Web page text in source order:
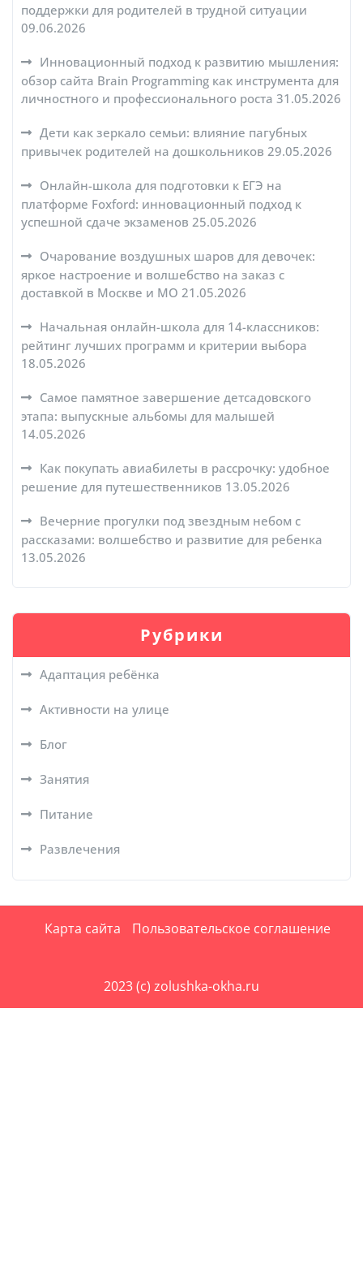
поддержки для родителей в трудной ситуации
09.06.2026
Инновационный подход к развитию мышления:
обзор сайта Brain Programming как инструмента для
личностного и профессионального роста 31.05.2026
Дети как зеркало семьи: влияние пагубных
привычек родителей на дошкольников 29.05.2026
Онлайн-школа для подготовки к ЕГЭ на
платформе Foxford: инновационный подход к
успешной сдаче экзаменов 25.05.2026
Очарование воздушных шаров для девочек:
яркое настроение и волшебство на заказ с
доставкой в Москве и МО 21.05.2026
Начальная онлайн-школа для 14-классников:
рейтинг лучших программ и критерии выбора
18.05.2026
Самое памятное завершение детсадовского
этапа: выпускные альбомы для малышей
14.05.2026
Как покупать авиабилеты в рассрочку: удобное
решение для путешественников 13.05.2026
Вечерние прогулки под звездным небом с
рассказами: волшебство и развитие для ребенка
13.05.2026
Рубрики
Адаптация ребёнка
Активности на улице
Блог
Занятия
Питание
Развлечения
Карта сайта Пользовательское соглашение
2023 (c) zolushka-okha.ru